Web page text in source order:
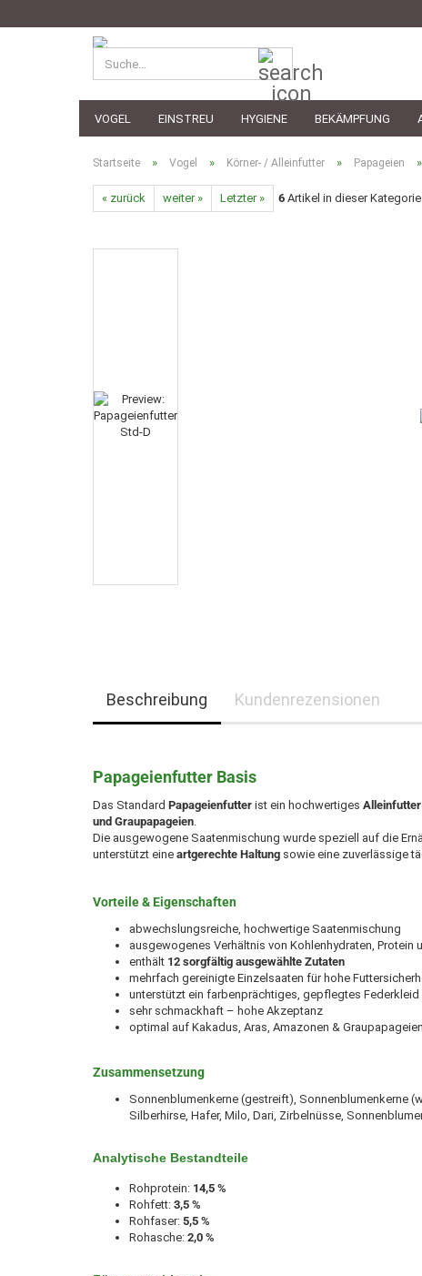
VOGEL EINSTREU HYGIENE BEKÄMPFUNG
Startseite » Vogel » Körner- / Alleinfutter » Papageien »
« zurück weiter » Letzter » 6 Artikel in dieser Kategorie
Beschreibung Kundenrezensionen
Papageienfutter Basis
Das Standard Papageienfutter ist ein hochwertiges
und Graupapageien.
Die ausgewogene Saatenmischung wurde speziell auf die
unterstützt eine artgerechte Haltung sowie eine zuverlässige
Vorteile & Eigenschaften
abwechslungsreiche, hochwertige Saatenmischung
ausgewogenes Verhältnis von Kohlenhydraten, Protein
enthält 12 sorgfältig ausgewählte Zutaten
mehrfach gereinigte Einzelsaaten für hohe
unterstützt ein farbenprächtiges, gepflegtes Federkleid
sehr schmackhaft – hohe Akzeptanz
optimal auf Kakadus, Aras, Amazonen &
Zusammensetzung
Sonnenblumenkerne (gestreift), Sonnenblumenkerne
Silberhirse, Hafer, Milo, Dari, Zirbelnüsse,
Analytische Bestandteile
Rohprotein: 14,5 %
Rohfett: 3,5 %
Rohfaser: 5,5 %
Rohasche: 2,0 %